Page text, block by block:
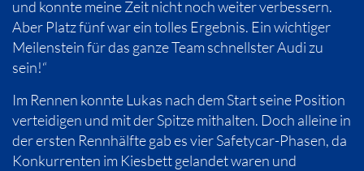
und konnte meine Zeit nicht noch weiter verbessern.
Aber Platz fünf war ein tolles Ergebnis. Ein wichtiger
Meilenstein für das ganze Team schnellster Audi zu
sein!“
Im Rennen konnte Lukas nach dem Start seine Position
verteidigen und mit der Spitze mithalten. Doch alleine in
der ersten Rennhälfte gab es vier Safetycar-Phasen, da
Konkurrenten im Kiesbett gelandet waren und